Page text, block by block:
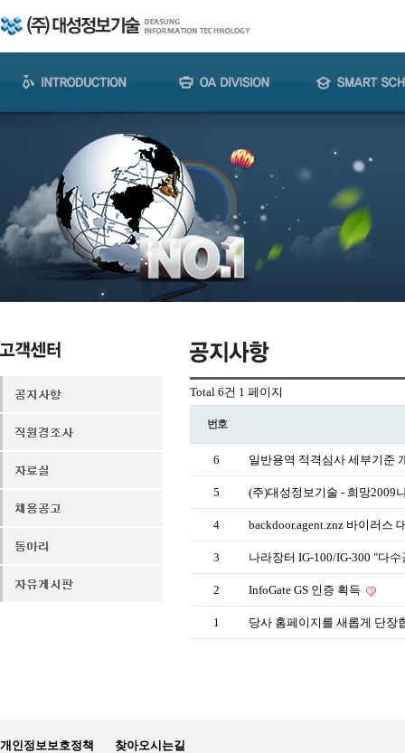
Total 6건 1 페이지
번호
6 일반용역 적격심사 세부기준
5 (주)대성정보기술 - 희망2009
4 backdoor.agent.znz 바이러스
3 나라장터 IG-100/IG-300 "다
2 InfoGate GS 인증 획득
1 당사 홈페이지를 새롭게 단장
개인정보보호정책 찾아오시는길